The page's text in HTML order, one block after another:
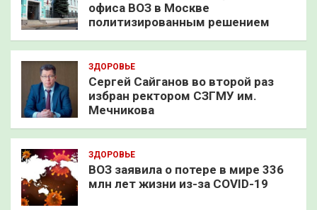
офиса ВОЗ в Москве
политизированным решением
ЗДОРОВЬЕ
Сергей Сайганов во второй раз
избран ректором СЗГМУ им.
Мечникова
ЗДОРОВЬЕ
ВОЗ заявила о потере в мире 336
млн лет жизни из-за COVID-19